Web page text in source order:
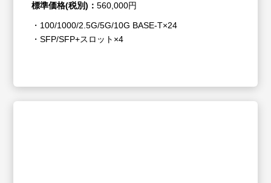
標準価格(税別)：560,000円
・100/1000/2.5G/5G/10G BASE-T×24
・SFP/SFP+スロット×4